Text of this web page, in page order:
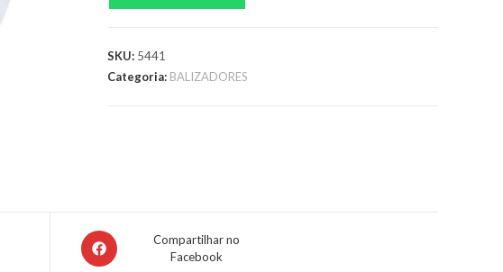
SKU: 5441
Categoria: BALIZADORES
Compartilhar no
Facebook